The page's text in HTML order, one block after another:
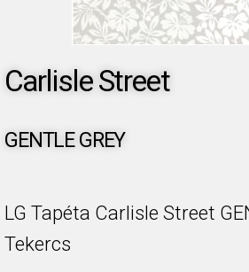
Carlisle Street
GENTLE GREY
LG Tapéta Carlisle Street
Tekercs